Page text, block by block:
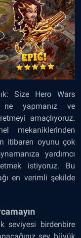
Size Hero Wars
ne yapmanız ve
amaçlıyoruz.
mekaniklerinden
itibaren oyunu çok
yardımcı
istiyoruz. Bu
en verimli şekilde
seviyesi birdenbire